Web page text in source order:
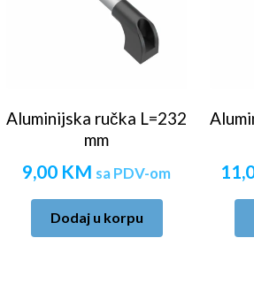
Aluminijska ručka L=232
mm
9,00 KM sa PDV-om
Dodaj u korpu